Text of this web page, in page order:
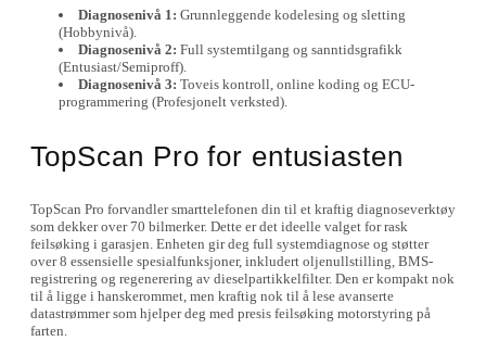
Diagnosenivå 1: Grunnleggende kodelesing og sletting
(Hobbynivå).
Diagnosenivå 2: Full systemtilgang og sanntidsgrafikk
(Entusiast/Semiproff).
Diagnosenivå 3: Toveis kontroll, online koding og ECU-
programmering (Profesjonelt verksted).
TopScan Pro for entusiasten
TopScan Pro forvandler smarttelefonen din til et kraftig diagnoseverktøy
som dekker over 70 bilmerker. Dette er det ideelle valget for rask
feilsøking i garasjen. Enheten gir deg full systemdiagnose og støtter
over 8 essensielle spesialfunksjoner, inkludert oljenullstilling, BMS-
registrering og regenerering av dieselpartikkelfilter. Den er kompakt nok
til å ligge i hanskerommet, men kraftig nok til å lese avanserte
datastrømmer som hjelper deg med presis feilsøking motorstyring på
farten.